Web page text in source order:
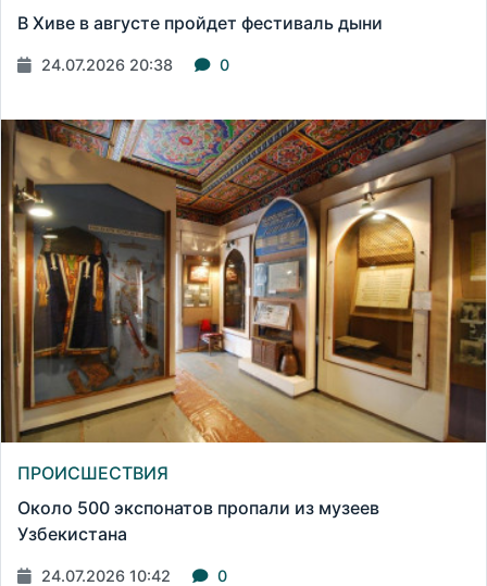
В Хиве в августе пройдет фестиваль дыни
24.07.2026 20:38 0
ПРОИСШЕСТВИЯ
Около 500 экспонатов пропали из музеев
Узбекистана
24.07.2026 10:42 0